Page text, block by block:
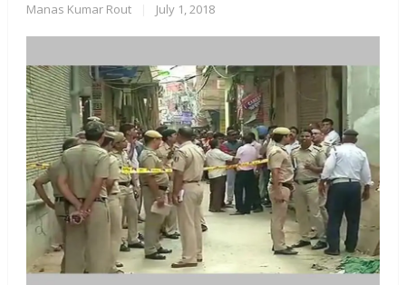
Manas Kumar Rout July 1, 2018